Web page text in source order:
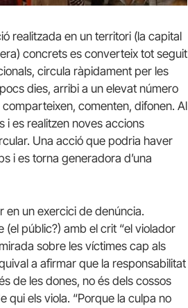
realitzada en un territori (la capital
concrets es converteix tot seguit
circula ràpidament per les
dies, arribi a un elevat número
comenten, difonen. Al
i es realitzen noves accions
Una acció que podria haver
i es torna generadora d’una
en un exercici de denúncia.
públic?) amb el crit “el violador
sobre les víctimes cap als
a afirmar que la responsabilitat
de les dones, no és dels cossos
qui els viola. “Porque la culpa no